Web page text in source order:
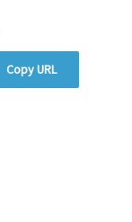
Copy URL